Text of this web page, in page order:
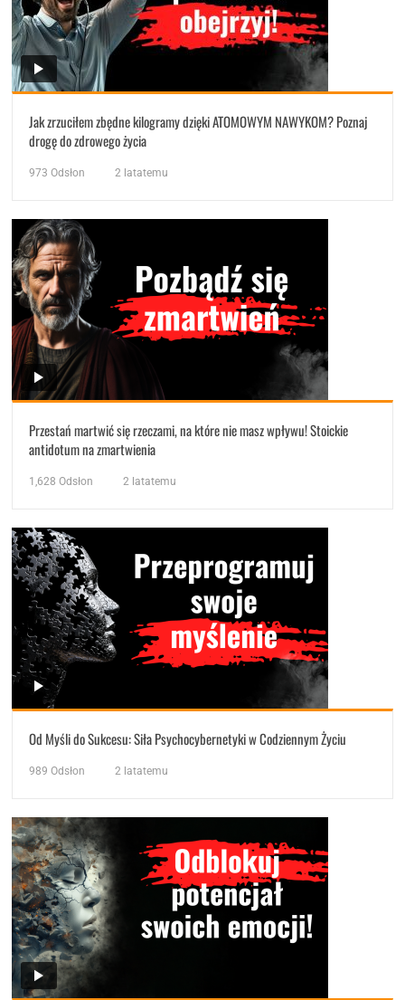
Jak zrzuciłem zbędne kilogramy dzięki ATOMOWYM NAWYKOM? Poznaj
drogę do zdrowego życia
973 Odsłon 2 latatemu
Przestań martwić się rzeczami, na które nie masz wpływu! Stoickie
antidotum na zmartwienia
1,628 Odsłon 2 latatemu
Od Myśli do Sukcesu: Siła Psychocybernetyki w Codziennym Życiu
989 Odsłon 2 latatemu